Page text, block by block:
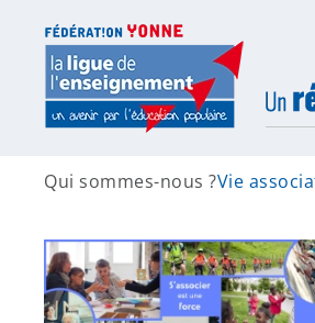
Accéder au contenu principal
Qui sommes-nous ?Vie